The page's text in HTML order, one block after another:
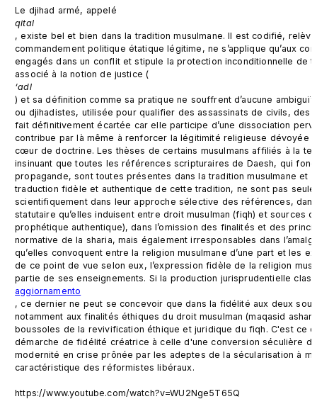
Le djihad armé, appelé
qital
, existe bel et bien dans la tradition musulmane. Il est codifié,
commandement politique étatique légitime, ne s’applique qu’aux
engagés dans un conflit et stipule la protection inconditionnelle de
associé à la notion de justice (
‘adl
) et sa définition comme sa pratique ne souffrent d’aucune
ou djihadistes, utilisée pour qualifier des assassinats de civils,
fait définitivement écartée car elle participe d’une dissociation
contribue par là même à renforcer la légitimité religieuse dévoyée
cœur de doctrine. Les thèses de certains musulmans affiliés à la
insinuant que toutes les références scripturaires de Daesh, qui
propagande, sont toutes présentes dans la tradition musulmane et
traduction fidèle et authentique de cette tradition, ne sont pas
scientifiquement dans leur approche sélective des références,
statutaire qu’elles induisent entre droit musulman (fiqh) et sources
prophétique authentique), dans l’omission des finalités et des
normative de la sharia, mais également irresponsables dans
qu’elles convoquent entre la religion musulmane d’une part et les
de ce point de vue selon eux, l’expression fidèle de la religion
partie de ses enseignements. Si la production jurisprudentielle
aggiornamento
, ce dernier ne peut se concevoir que dans la fidélité aux deux
notamment aux finalités éthiques du droit musulman (maqasid
boussoles de la revivification éthique et juridique du fiqh. C'est ce
démarche de fidélité créatrice à celle d'une conversion séculière
modernité en crise prônée par les adeptes de la sécularisation à
caractéristique des réformistes libéraux.
https://www.youtube.com/watch?v=WU2Nge5T65Q